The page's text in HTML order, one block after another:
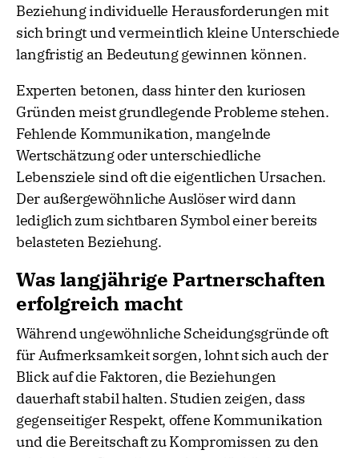
Beziehung individuelle Herausforderungen mit
sich bringt und vermeintlich kleine Unterschiede
langfristig an Bedeutung gewinnen können.
Experten betonen, dass hinter den kuriosen
Gründen meist grundlegende Probleme stehen.
Fehlende Kommunikation, mangelnde
Wertschätzung oder unterschiedliche
Lebensziele sind oft die eigentlichen Ursachen.
Der außergewöhnliche Auslöser wird dann
lediglich zum sichtbaren Symbol einer bereits
belasteten Beziehung.
Was langjährige Partnerschaften
erfolgreich macht
Während ungewöhnliche Scheidungsgründe oft
für Aufmerksamkeit sorgen, lohnt sich auch der
Blick auf die Faktoren, die Beziehungen
dauerhaft stabil halten. Studien zeigen, dass
gegenseitiger Respekt, offene Kommunikation
und die Bereitschaft zu Kompromissen zu den